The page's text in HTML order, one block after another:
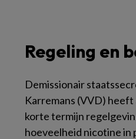
Regeling en
Demissionair
Karremans (VVD)
korte termijn
hoeveelheid nicotine in